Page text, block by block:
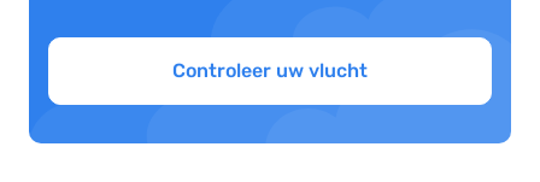
Controleer uw vlucht